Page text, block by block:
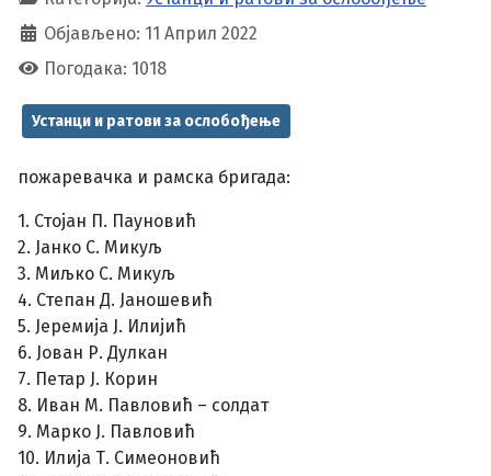
Објављено: 11 Април 2022
Погодака: 1018
Устанци и ратови за ослобођење
пожаревачка и рамска бригада:
1. Стојан П. Пауновић
2. Јанко С. Микуљ
3. Миљко С. Микуљ
4. Степан Д. Јаношевић
5. Јеремија Ј. Илијић
6. Јован Р. Дулкан
7. Петар Ј. Корин
8. Иван М. Павловић – солдат
9. Марко Ј. Павловић
10. Илија Т. Симеоновић